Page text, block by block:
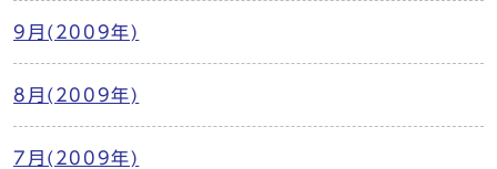
9月(2009年)
8月(2009年)
7月(2009年)